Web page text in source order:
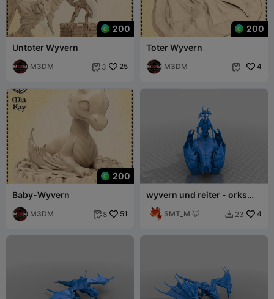
200
Untoter Wyvern
M3DM  3 25
200
Toter Wyvern
M3DM  4
200
Baby-Wyvern
M3DM  8 51
wyvern und reiter - orks
und kobolde - tm
SMT_M 🦊  23 4